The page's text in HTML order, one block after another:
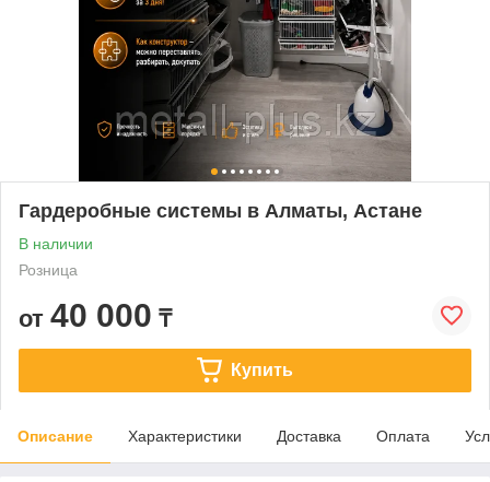
Гардеробные системы в Алматы, Астане
В наличии
Розница
от 40 000 ₸
Купить
Описание Характеристики Доставка Оплата